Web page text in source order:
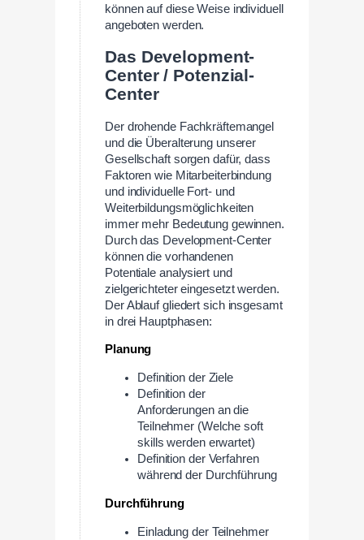
können auf diese Weise individuell
angeboten werden.
Das Development-
Center / Potenzial-
Center
Der drohende Fachkräftemangel
und die Überalterung unserer
Gesellschaft sorgen dafür, dass
Faktoren wie Mitarbeiterbindung
und individuelle Fort- und
Weiterbildungsmöglichkeiten
immer mehr Bedeutung gewinnen.
Durch das Development-Center
können die vorhandenen
Potentiale analysiert und
zielgerichteter eingesetzt werden.
Der Ablauf gliedert sich insgesamt
in drei Hauptphasen:
Planung
Definition der Ziele
Definition der
Anforderungen an die
Teilnehmer (Welche soft
skills werden erwartet)
Definition der Verfahren
während der Durchführung
Durchführung
Einladung der Teilnehmer